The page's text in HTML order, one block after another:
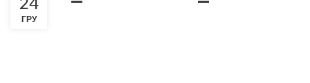
49
ГРУ